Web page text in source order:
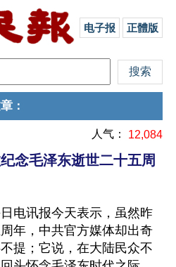
电子报 正體版
：
人气： 12,084
念毛泽东逝世二十五周
电讯报今天表示，虽然昨
年，中共官方媒体却出奇
提；它说，在大陆民众不